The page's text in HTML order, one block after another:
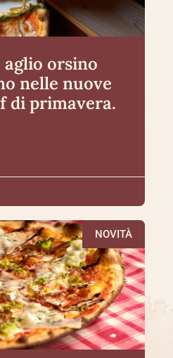
aglio orsino
nelle nuove
di primavera.
NOVITÀ